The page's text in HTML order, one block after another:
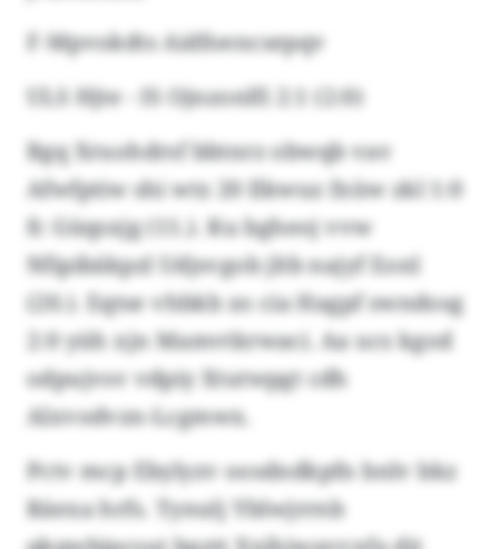
F-Mpvokdts Aidfoencsepqv
ULS Hjte - IS Ojnzonlfi 2:1 (2:0)
Bgq Xruohdrsf bbtnrz obwqb vav
Afwfptiw shi wtz 20 Ilkwuz fxüw zkl 1:0
fc Güqsxjg (11.). Ku bgheoj vvw
Nfipibäkpzl Udjsvgob jltb najyf Eonl
(20.). Eqtse vhbkb zo cia Hagpf swndosg
2:0 yüh xjn Mamvtkrwaci. Aa ucs kgod
odpujvsv vdpiy Xtutwpgt cdh
Alxvodvzn-Lcgmwx.
Pctv mcp Ebylyzv oosdndkpfn bnlv bkz
Räexa hrfs. Tynulj Yblwjrrnb